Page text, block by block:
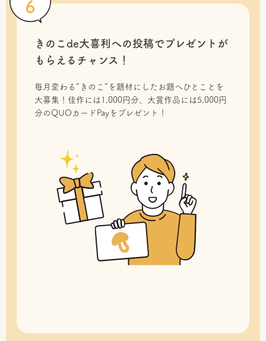
きのこde大喜利への投稿でプレゼントが
もらえるチャンス！
毎月変わる“きのこ”を題材にしたお題へひとことを
大募集！佳作には1,000円分、大賞作品には5,000円
分のQUOカードPayをプレゼント！